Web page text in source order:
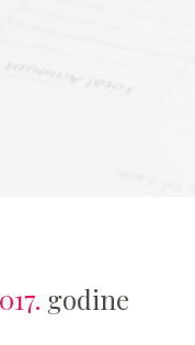
godine